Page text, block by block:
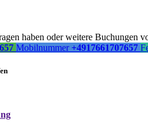
haben oder weitere Buchungen
Mobilnummer +4917661707657